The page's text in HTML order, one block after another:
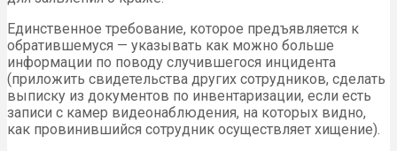
Единственное требование, которое предъявляется к
обратившемуся — указывать как можно больше
информации по поводу случившегося инцидента
(приложить свидетельства других сотрудников, сделать
выписку из документов по инвентаризации, если есть
записи с камер видеонаблюдения, на которых видно,
как провинившийся сотрудник осуществляет хищение).